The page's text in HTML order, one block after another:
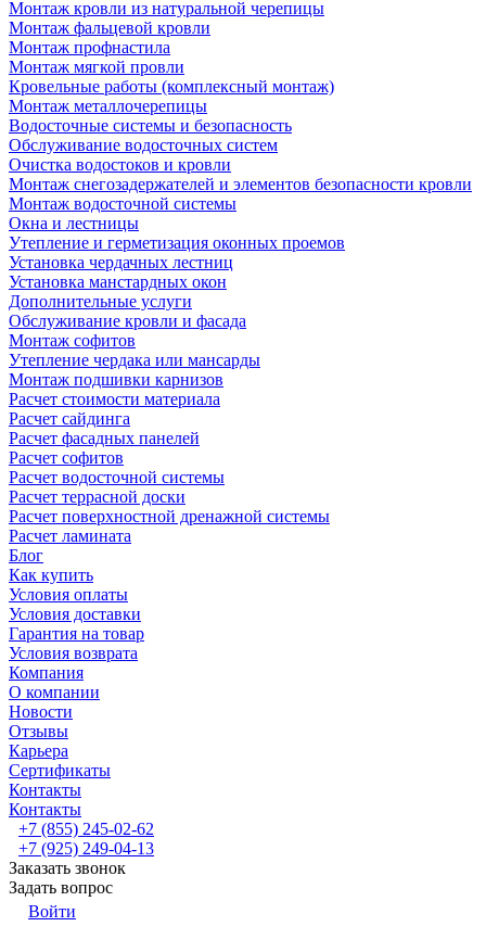
Монтаж кровли из натуральной черепицы
Монтаж фальцевой кровли
Монтаж профнастила
Монтаж мягкой провли
Кровельные работы (комплексный монтаж)
Монтаж металлочерепицы
Водосточные системы и безопасность
Обслуживание водосточных систем
Очистка водостоков и кровли
Монтаж снегозадержателей и элементов безопасности кровли
Монтаж водосточной системы
Окна и лестницы
Утепление и герметизация оконных проемов
Установка чердачных лестниц
Установка манстардных окон
Дополнительные услуги
Обслуживание кровли и фасада
Монтаж софитов
Утепление чердака или мансарды
Монтаж подшивки карнизов
Расчет стоимости материала
Расчет сайдинга
Расчет фасадных панелей
Расчет софитов
Расчет водосточной системы
Расчет террасной доски
Расчет поверхностной дренажной системы
Расчет ламината
Блог
Как купить
Условия оплаты
Условия доставки
Гарантия на товар
Условия возврата
Компания
О компании
Новости
Отзывы
Карьера
Сертификаты
Контакты
Контакты
+7 (855) 245-02-62
+7 (925) 249-04-13
Заказать звонок
Задать вопрос
Войти